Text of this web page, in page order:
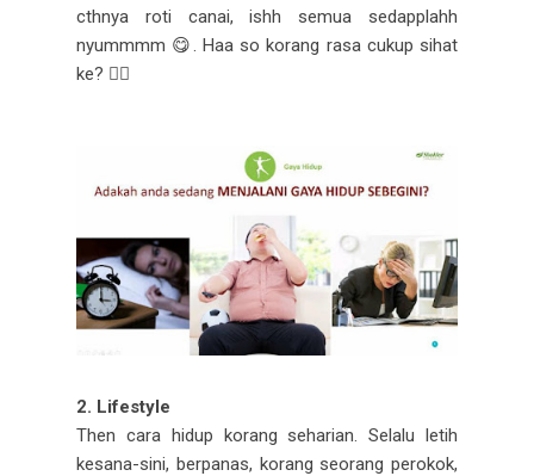
cthnya roti canai, ishh semua sedapplahh
nyummmm 😋. Haa so korang rasa cukup sihat
ke? 🤷‍♀️
2. Lifestyle
Then cara hidup korang seharian. Selalu letih
kesana-sini, berpanas, korang seorang perokok,